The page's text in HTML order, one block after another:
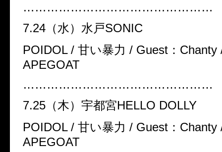
…………………………………………
7.24 （水）水戸SONIC
POIDOL / 甘い暴力 / Guest ： Chanty
APEGOAT
…………………………………………
7.25 （木）宇都宮HELLO DOLLY
POIDOL / 甘い暴力 / Guest ： Chanty
APEGOAT